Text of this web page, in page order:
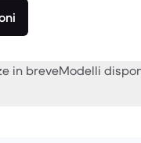
in breveModelli